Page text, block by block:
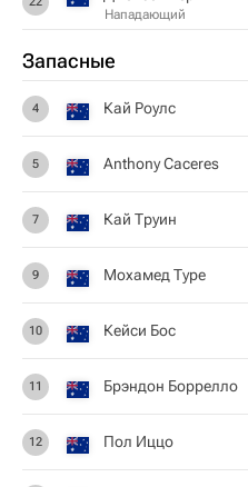
Нападающий
Запасные
4 Кай Роулс
5 Anthony Caceres
7 Кай Труин
9 Мохамед Туре
10 Кейси Бос
11 Брэндон Боррелло
12 Пол Иццо